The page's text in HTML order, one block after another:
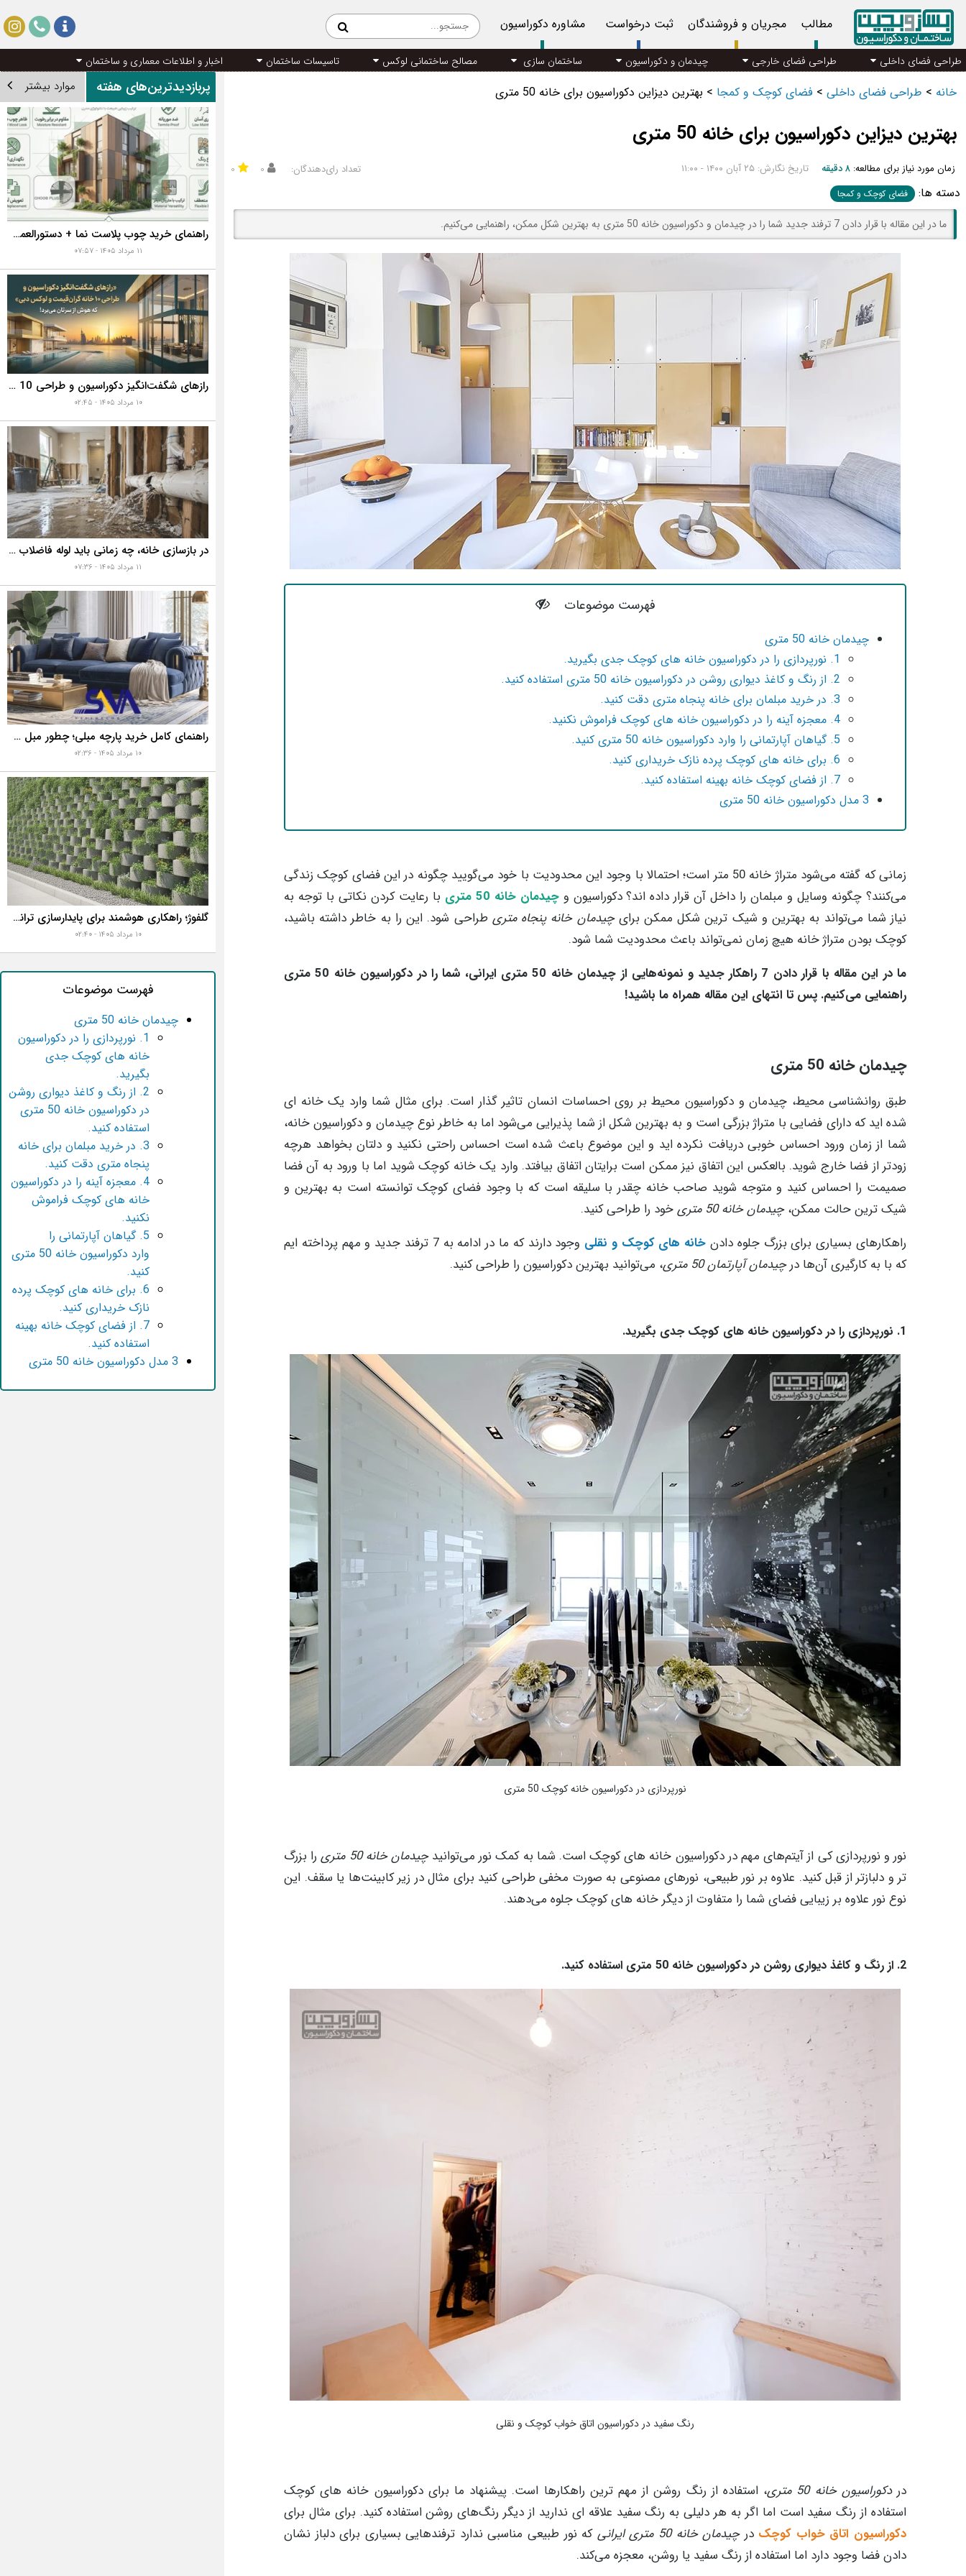
مطالب مجریان و فروشندگان ثبت درخواست مشاوره دکوراسیون
طراحی فضای داخلی طراحی فضای خارجی چیدمان و دکوراسیون ساختمان سازی مصالح ساختمانی لوکس تاسیسات ساختمان اخبار و اطلاعات معماری و ساختمان
خانه > طراحی فضای داخلی > فضای کوچک و کمجا > بهترین دیزاین دکوراسیون برای خانه 50 متری
بهترین دیزاین دکوراسیون برای خانه 50 متری
زمان مورد نیاز برای مطالعه: ۸ دقیقه تاریخ نگارش: ۲۵ آبان ۱۴۰۰ - ۱۱:۰۰ تعداد رای‌دهندگان: ۰ ۰
دسته ها: فضای کوچک و کمجا
ما در این مقاله با قرار دادن 7 ترفند جدید شما را در چیدمان و دکوراسیون خانه 50 متری به بهترین شکل ممکن، راهنمایی می‌کنیم.
فهرست موضوعات
چیدمان خانه 50 متری
1. نورپردازی را در دکوراسیون خانه های کوچک جدی بگیرید.
2. از رنگ و کاغذ دیواری روشن در دکوراسیون خانه 50 متری استفاده کنید.
3. در خرید مبلمان برای خانه پنجاه متری دقت کنید.
4. معجزه آینه را در دکوراسیون خانه های کوچک فراموش نکنید.
5. گیاهان آپارتمانی را وارد دکوراسیون خانه 50 متری کنید.
6. برای خانه های کوچک پرده نازک خریداری کنید.
7. از فضای کوچک خانه بهینه استفاده کنید.
3 مدل دکوراسیون خانه 50 متری
زمانی که گفته می‌شود متراژ خانه 50 متر است؛ احتمالا با وجود این محدودیت با خود می‌گویید چگونه در این فضای کوچک زندگی
می‌کنند؟ چگونه وسایل و مبلمان را داخل آن قرار داده اند؟ دکوراسیون وچیدمان خانه 50 متری
با رعایت کردن نکاتی با توجه به
نیاز شما می‌تواند به بهترین و شیک ترین شکل ممکن برایچیدمان خانه پنجاه متری طراحی شود. این را به خاطر داشته باشید،
کوچک بودن متراژ خانه هیچ زمان نمی‌تواند باعث محدودیت شما شود.
ما در این مقاله با قرار دادن 7 راهکار جدید و نمونه‌هایی از چیدمان خانه 50 متری ایرانی، شما را در دکوراسیون خانه 50 متری
راهنمایی می‌کنیم. پس تا انتهای این مقاله همراه ما باشید!
چیدمان خانه 50 متری
طبق روانشناسی محیط، چیدمان و دکوراسیون محیط بر روی احساسات انسان تاثیر گذار است. برای مثال شما وارد یک خانه ای
شده اید که دارای فضایی با متراژ بزرگی است و به بهترین شکل از شما پذیرایی می‌شود اما به خاطر نوع چیدمان و دکوراسیون خانه،
شما از زمان ورود احساس خوبی دریافت نکرده اید و این موضوع باعث شده است احساس راحتی نکنید و دلتان بخواهد هرچه
زودتر از فضا خارج شوید. بالعکس این اتفاق نیز ممکن است برایتان اتفاق بیافتد. وارد یک خانه کوچک شوید اما با ورود به آن فضا
صمیمت را احساس کنید و متوجه شوید صاحب خانه چقدر با سلیقه است که با وجود فضای کوچک توانسته است به بهترین و
شیک ترین حالت ممکن،چیدمان خانه 50 متری
خود را طراحی کنید.
راهکارهای بسیاری برای بزرگ جلوه دادن خانه های کوچک و نقلی
وجود دارند که ما در ادامه به 7 ترفند جدید و مهم پرداخته ایم
که با به کارگیری آن‌ها درچیدمان آپارتمان 50 متری ، می‌توانید بهترین دکوراسیون را طراحی کنید.
1. نورپردازی را در دکوراسیون خانه های کوچک جدی بگیرید.
نورپردازی در دکوراسیون خانه کوچک 50 متری
نور و نورپردازی کی از آیتم‌های مهم در دکوراسیون خانه های کوچک است. شما به کمک نور می‌توانیدچیدمان خانه 50 متری
را بزرگ
تر و دلبازتر از قبل کنید. علاوه بر نور طبیعی، نورهای مصنوعی به صورت مخفی طراحی کنید برای مثال در زیر کابینت‌ها یا سقف. این
نوع نور علاوه بر زیبایی فضای شما را متفاوت از دیگر خانه های کوچک جلوه می‌دهند.
2. از رنگ و کاغذ دیواری روشن در دکوراسیون خانه 50 متری استفاده کنید.
رنگ سفید در دکوراسیون اتاق خواب کوچک و نقلی
دردکوراسیون خانه 50 متری
، استفاده از رنگ روشن از مهم ترین راهکارها است. پیشنهاد ما برای دکوراسیون خانه های کوچک
استفاده از رنگ سفید است اما اگر به هر دلیلی به رنگ سفید علاقه ای ندارید از دیگر رنگ‌های روشن استفاده کنید. برای مثال برای
دکوراسیون اتاق خواب کوچک درچیدمان خانه 50 متری ایرانی
که نور طبیعی مناسبی ندارد ترفندهایی بسیاری برای دلباز نشان
دادن فضا وجود دارد اما استفاده از رنگ سفید یا روشن، معجزه می‌کند.
پربازدیدترین‌های هفته موارد بیشتر
راهنمای خرید چوب پلاست نما + دستورالعمل نصب اصولی
۱۱ مرداد ۱۴۰۵ - ۰۷:۵۷
رازهای شگفت‌انگیز دکوراسیون و طراحی 10 خانه گران‌قیمت و لوکس دبی که هوش از سرتان می‌برد!
۱۰ مرداد ۱۴۰۵ - ۰۲:۴۵
در بازسازی خانه، چه زمانی باید لوله فاضلاب را تعویض کنیم؟ ۷ نشانه‌ای که نباید نادیده بگیرید
۱۱ مرداد ۱۴۰۵ - ۰۷:۳۶
راهنمای کامل خرید پارچه مبلی؛ چطور مبل خانه تان را به رخ همه بکشید؟
۱۰ مرداد ۱۴۰۵ - ۰۲:۳۶
گلفوژ؛ راهکاری هوشمند برای پایدارسازی ترانشه، ساخت دیوار حائل و زیباسازی شهری
۱۰ مرداد ۱۴۰۵ - ۰۲:۴۰
فهرست موضوعات
چیدمان خانه 50 متری
1. نورپردازی را در دکوراسیون
خانه های کوچک جدی
بگیرید.
2. از رنگ و کاغذ دیواری روشن
در دکوراسیون خانه 50 متری
استفاده کنید.
3. در خرید مبلمان برای خانه
پنجاه متری دقت کنید.
4. معجزه آینه را در دکوراسیون
خانه های کوچک فراموش
نکنید.
5. گیاهان آپارتمانی را
وارد دکوراسیون خانه 50 متری
کنید.
6. برای خانه های کوچک پرده
نازک خریداری کنید.
7. از فضای کوچک خانه بهینه
استفاده کنید.
3 مدل دکوراسیون خانه 50 متری